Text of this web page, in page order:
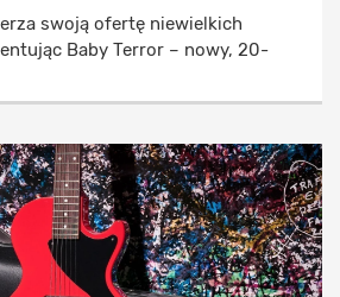
swoją ofertę niewielkich
Baby Terror – nowy, 20-